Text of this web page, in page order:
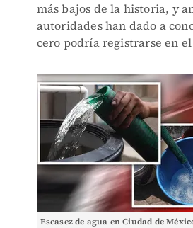
más bajos de la historia, y
autoridades han dado a
cero podría registrarse en
Escasez de agua en Ciudad de